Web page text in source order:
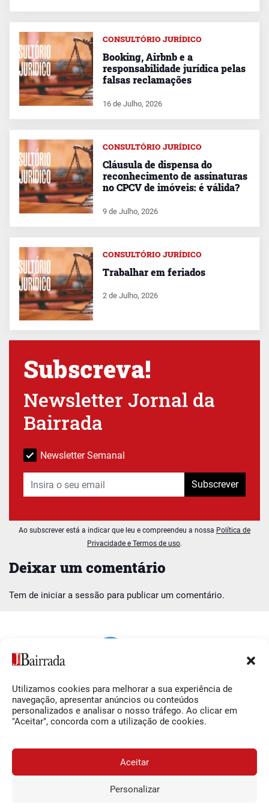
Utilizamos cookies para melhorar a sua experiência de
navegação, apresentar anúncios ou conteúdos
personalizados e analisar o nosso tráfego. Ao clicar em
"Aceitar", concorda com a utilização de cookies.
Aceitar
Personalizar
Deixar um comentário
Tem de iniciar a sessão para publicar um comentário.
CONSULTÓRIO JURÍDICO
Booking, Airbnb e a
responsabilidade jurídica pelas
falsas reclamações
16 de Julho, 2026
CONSULTÓRIO JURÍDICO
Cláusula de dispensa do
reconhecimento de assinaturas
no CPCV de imóveis: é válida?
9 de Julho, 2026
CONSULTÓRIO JURÍDICO
Trabalhar em feriados
2 de Julho, 2026
Subscreva!
Newsletter Jornal da
Bairrada
Newsletter Semanal
Subscrever
Ao subscrever está a indicar que leu e compreendeu a nossa Política de
Privacidade e Termos de uso.
Siga-nos
Facebook
O Jornal da Bairrada
Contactos
Termos e Condições